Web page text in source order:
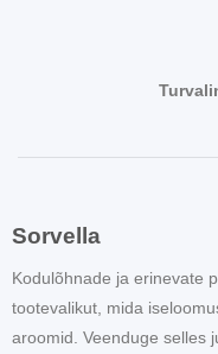
Sorvella
Kodulõhnade ja erinevate
tootevalikut, mida
aroomid. Veenduge selles